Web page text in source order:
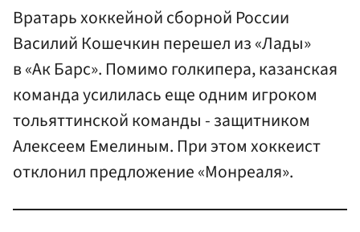
Вратарь хоккейной сборной России
Василий Кошечкин перешел из «Лады»
в «Ак Барс». Помимо голкипера, казанская
команда усилилась еще одним игроком
тольяттинской команды - защитником
Алексеем Емелиным. При этом хоккеист
отклонил предложение «Монреаля».